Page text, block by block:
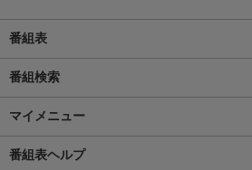
番組表
番組検索
マイメニュー
番組表ヘルプ